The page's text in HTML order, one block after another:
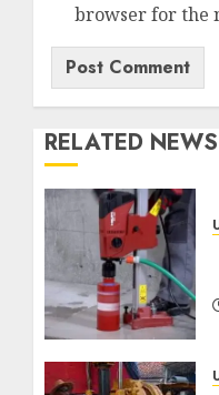
browser for the
RELATED NEWS